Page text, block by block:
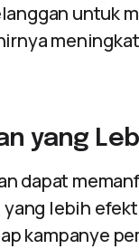
untuk
yang
dapat
lebih
kampanye